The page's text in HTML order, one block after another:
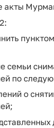
акты
семьи
по
о